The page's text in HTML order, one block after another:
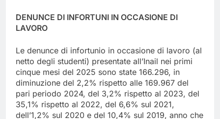
DENUNCE DI INFORTUNI IN OCCASIONE DI
LAVORO
Le denunce di infortunio in occasione di lavoro (al
netto degli studenti) presentate all’Inail nei primi
cinque mesi del 2025 sono state 166.296, in
diminuzione del 2,2% rispetto alle 169.967 del
pari periodo 2024, del 3,2% rispetto al 2023, del
35,1% rispetto al 2022, del 6,6% sul 2021,
dell’1,2% sul 2020 e del 10,4% sul 2019, anno che